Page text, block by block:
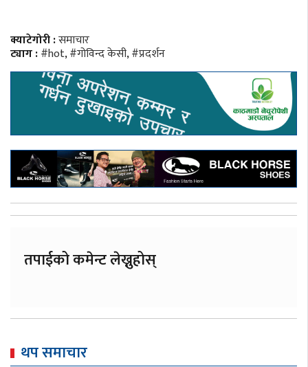
क्याटेगोरी :समाचार
ट्याग :#hot,#गोविन्द केसी,#प्रदर्शन
तपाईको कमेन्ट लेख्नुहोस्
थप समाचार